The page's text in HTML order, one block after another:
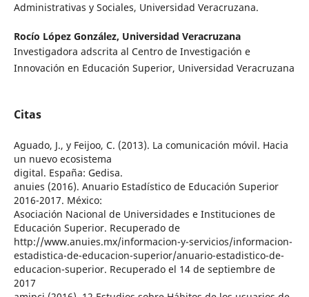
Administrativas y Sociales, Universidad Veracruzana.
Rocío López González, Universidad Veracruzana
Investigadora adscrita al Centro de Investigación e
Innovación en Educación Superior, Universidad Veracruzana
Citas
Aguado, J., y Feijoo, C. (2013). La comunicación móvil. Hacia
un nuevo ecosistema
digital. España: Gedisa.
anuies (2016). Anuario Estadístico de Educación Superior
2016-2017. México:
Asociación Nacional de Universidades e Instituciones de
Educación Superior. Recuperado de
http://www.anuies.mx/informacion-y-servicios/informacion-
estadistica-de-educacion-superior/anuario-estadistico-de-
educacion-superior. Recuperado el 14 de septiembre de
2017